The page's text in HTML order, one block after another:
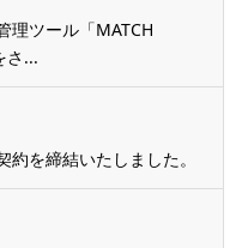
理ツール「MATCH
さ...
を締結いたしました。